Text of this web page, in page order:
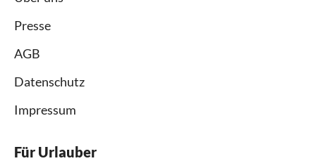
Presse
AGB
Datenschutz
Impressum
Für Urlauber